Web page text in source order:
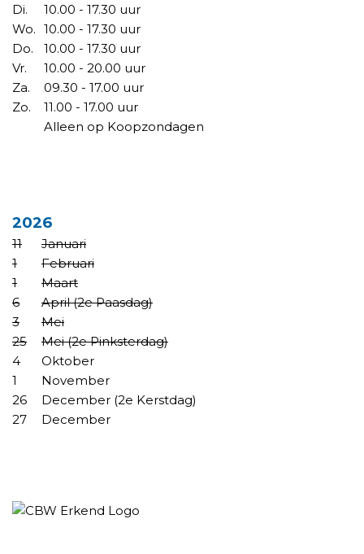
Di.
Wo.
Do.
Vr.
Za.
Zo.
10.00 - 17.30 uur
10.00 - 17.30 uur
10.00 - 17.30 uur
10.00 - 20.00 uur
09.30 - 17.00 uur
11.00 - 17.00 uur
Alleen op Koopzondagen
2026
11
Januari
1
Februari
1
Maart
6
April (2e Paasdag)
3
Mei
25
Mei (2e Pinksterdag)
4
Oktober
1
November
26
December (2e Kerstdag)
27
December